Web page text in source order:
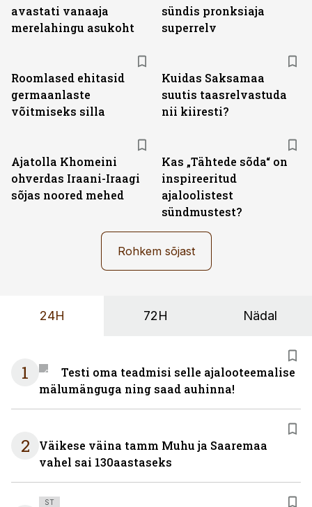
avastati vanaaja
merelahingu asukoht
sündis pronksiaja
superrelv
Roomlased ehitasid
germaanlaste
võitmiseks silla
Kuidas Saksamaa
suutis taasrelvastuda
nii kiiresti?
Ajatolla Khomeini
ohverdas Iraani-Iraagi
sõjas noored mehed
Kas „Tähtede sõda“ on
inspireeritud
ajaloolistest
sündmustest?
Rohkem sõjast
24H 72H Nädal
1
Testi oma teadmisi selle ajalooteemalise
mälumänguga ning saad auhinna!
2
Väikese väina tamm Muhu ja Saaremaa
vahel sai 130aastaseks
ST